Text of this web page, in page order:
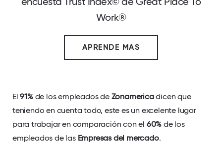
Work®
APRENDE MAS
El91%de los empleados de Zonamericadicen que
teniendo en cuenta todo, este es un excelente lugar
para trabajar en comparación con el 60% de los
empleados de las Empresas del mercado.